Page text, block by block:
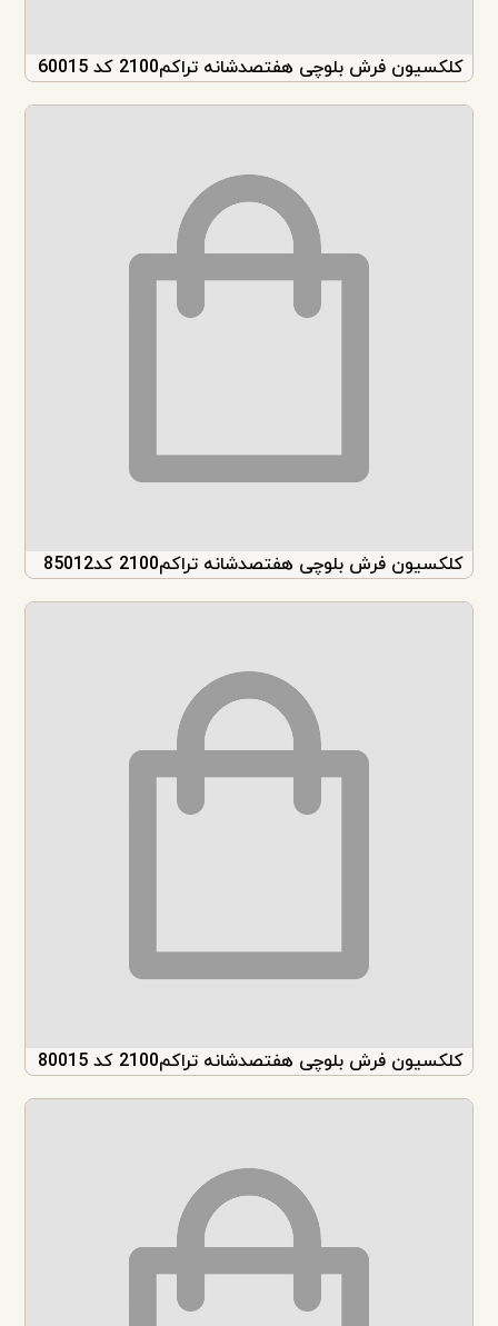
کلکسیون فرش بلوچی هفتصدشانه تراکم2100 کد 60015
کلکسیون فرش بلوچی هفتصدشانه تراکم2100 کد85012
کلکسیون فرش بلوچی هفتصدشانه تراکم2100 کد 80015